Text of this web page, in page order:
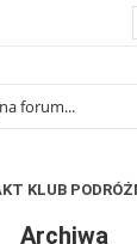
KLUB
Archiwa